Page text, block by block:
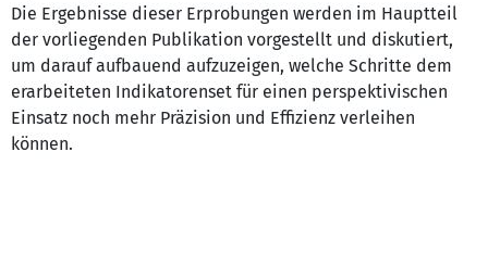
Die Ergebnisse dieser Erprobungen werden im Hauptteil
der vorliegenden Publikation vorgestellt und diskutiert,
um darauf aufbauend aufzuzeigen, welche Schritte dem
erarbeiteten Indikatorenset für einen perspektivischen
Einsatz noch mehr Präzision und Effizienz verleihen
können.